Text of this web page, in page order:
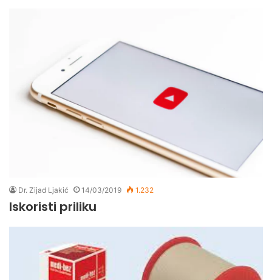
Dr. Zijad Ljakić 14/03/2019 1.232
Iskoristi priliku